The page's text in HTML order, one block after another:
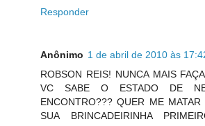
Responder
Anônimo 1 de abril de 2010 às
ROBSON REIS! NUNCA MAIS
VC SABE O ESTADO DE
ENCONTRO??? QUER ME
SUA BRINCADEIRINHA